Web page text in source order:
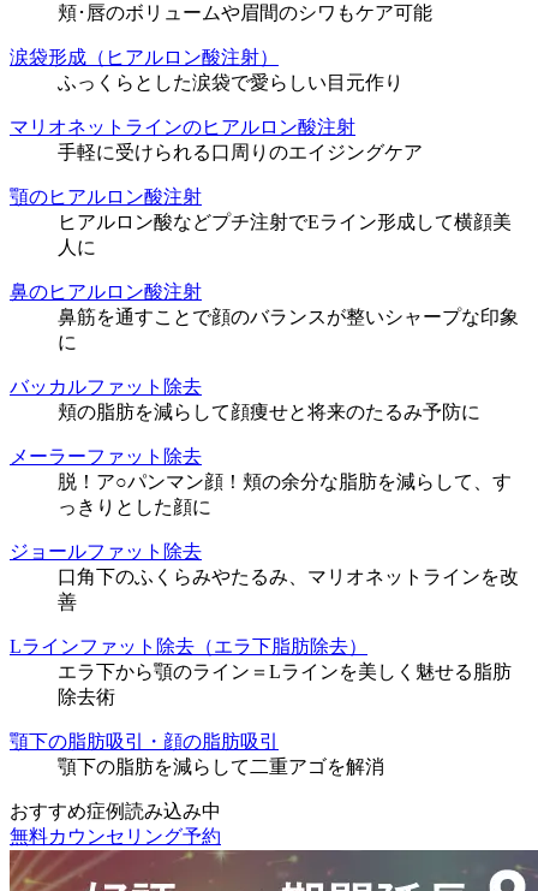
頬･唇のボリュームや眉間のシワもケア可能
涙袋形成（ヒアルロン酸注射）
ふっくらとした涙袋で愛らしい目元作り
マリオネットラインのヒアルロン酸注射
手軽に受けられる口周りのエイジングケア
顎のヒアルロン酸注射
ヒアルロン酸などプチ注射でEライン形成して横顔美
人に
鼻のヒアルロン酸注射
鼻筋を通すことで顔のバランスが整いシャープな印象
に
バッカルファット除去
頬の脂肪を減らして顔痩せと将来のたるみ予防に
メーラーファット除去
脱！ア○パンマン顔！頬の余分な脂肪を減らして、す
っきりとした顔に
ジョールファット除去
口角下のふくらみやたるみ、マリオネットラインを改
善
Lラインファット除去（エラ下脂肪除去）
エラ下から顎のライン＝Lラインを美しく魅せる脂肪
除去術
顎下の脂肪吸引・顔の脂肪吸引
顎下の脂肪を減らして二重アゴを解消
おすすめ症例読み込み中
無料カウンセリング予約